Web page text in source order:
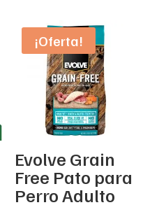
$645,480
¡Oferta!
Evolve Grain
Free Pato para
Perro Adulto